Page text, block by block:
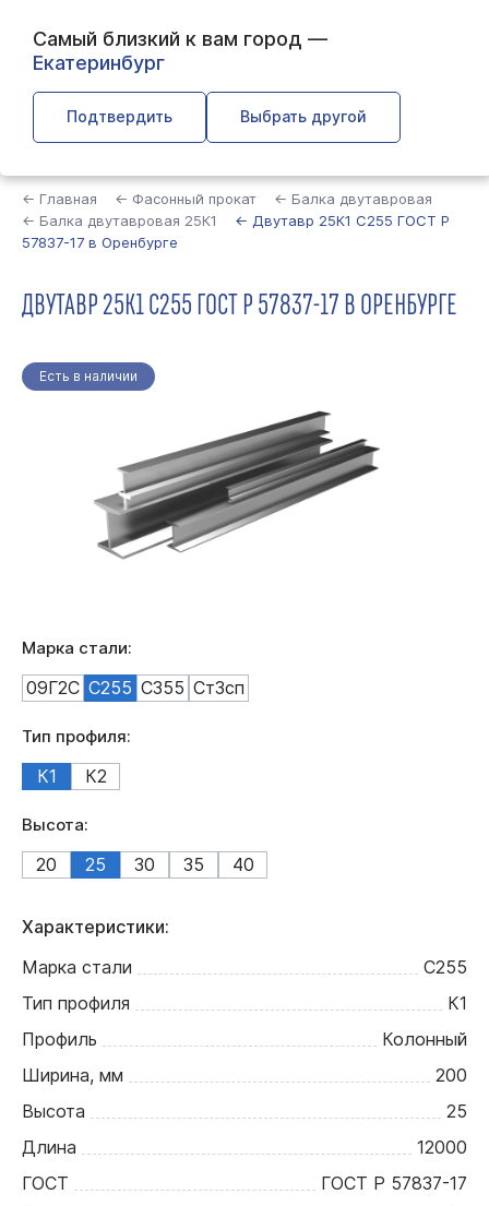
Самый близкий к вам город —
Екатеринбург
Подтвердить Выбрать другой
← Главная ← Фасонный прокат
← Балка двутавровая
← Балка двутавровая 25К1
← Двутавр 25К1 С255 ГОСТ Р
57837-17 в Оренбурге
ДВУТАВР 25К1 С255 ГОСТ Р 57837-17 В ОРЕНБУРГЕ
Есть в наличии
Марка стали:
09Г2С С255 С355 Ст3сп
Тип профиля:
К1 К2
Высота:
20 25 30 35 40
Характеристики:
Марка стали
С255
Тип профиля
К1
Профиль
Колонный
Ширина, мм
200
Высота
25
Длина
12000
ГОСТ
ГОСТ Р 57837-17